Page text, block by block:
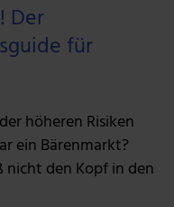
Der
für
höheren Risiken
ein Bärenmarkt?
den Kopf in den